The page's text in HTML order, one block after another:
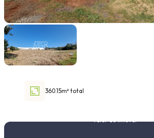
Faixa de valor
360.15m² total